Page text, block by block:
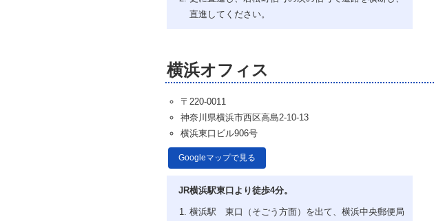
直進してください。
横浜オフィス
〒220-0011
神奈川県横浜市西区高島2-10-13
横浜東口ビル906号
Googleマップで見る
JR横浜駅東口より徒歩4分。
横浜駅 東口（そごう方面）を出て、横浜中央郵便局